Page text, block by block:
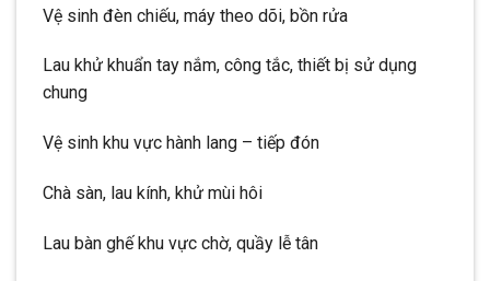
Vệ sinh đèn chiếu, máy theo dõi, bồn rửa
Lau khử khuẩn tay nắm, công tắc, thiết bị sử dụng
chung
Vệ sinh khu vực hành lang – tiếp đón
Chà sàn, lau kính, khử mùi hôi
Lau bàn ghế khu vực chờ, quầy lễ tân